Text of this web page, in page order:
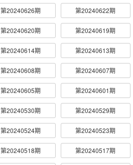
第20240626期 第20240622期
第20240620期 第20240619期
第20240614期 第20240613期
第20240608期 第20240607期
第20240605期 第20240601期
第20240530期 第20240529期
第20240524期 第20240523期
第20240518期 第20240517期